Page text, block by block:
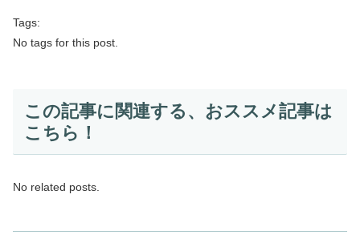
Tags:
No tags for this post.
この記事に関連する、おススメ記事は
こちら！
No related posts.